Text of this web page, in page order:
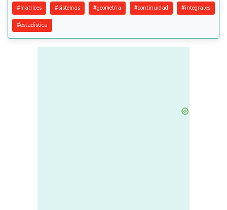
#matrices #sistemas #geometria #continuidad #integrales
#estadistica